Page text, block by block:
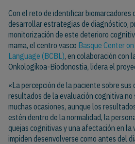
Con el reto de identificar biomarcadores
desarrollar estrategias de diagnóstico,
monitorización de este deterioro
mama, el centro vasco Basque Center
Language (BCBL), en colaboración con
Onkologikoa-Biodonostia, lidera el
«La percepción de la paciente sobre
resultados de la evaluación cognitiva no
muchas ocasiones, aunque los
estén dentro de la normalidad, la
quejas cognitivas y una afectación en la
impiden desenvolverse como antes del